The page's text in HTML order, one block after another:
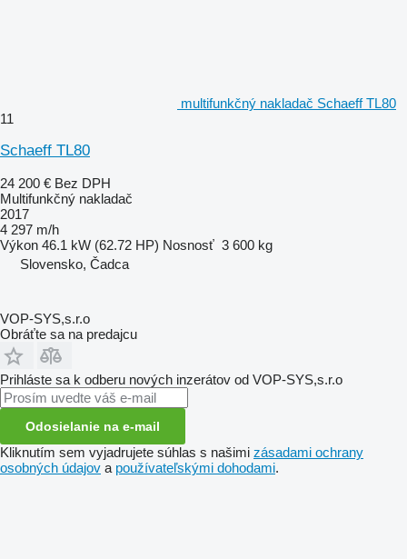
multifunkčný nakladač Schaeff TL80
11
Schaeff TL80
24 200 € Bez DPH
Multifunkčný nakladač
2017
4 297 m/h
Výkon 46.1 kW (62.72 HP) Nosnosť 3 600 kg
Slovensko, Čadca
VOP-SYS,s.r.o
Obráťte sa na predajcu
Prihláste sa k odberu nových inzerátov od VOP-SYS,s.r.o
Odosielanie na e-mail
Kliknutím sem vyjadrujete súhlas s našimi zásadami ochrany
osobných údajov a používateľskými dohodami.